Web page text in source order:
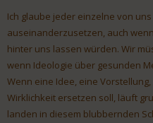
Ich glaube jeder einzelne von
auseinanderzusetzen, auch
hinter uns lassen würden. Wir
wenn Ideologie über gesunden
Wenn eine Idee, eine
Wirklichkeit ersetzen soll, läuft
landen in diesem blubbernden